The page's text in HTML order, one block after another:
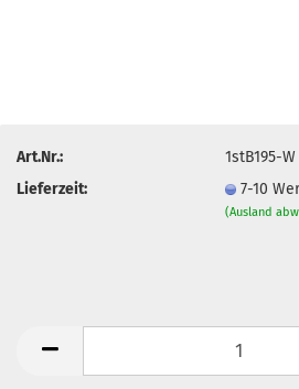
Art.Nr.:
1stB195-W
Lieferzeit:
7-10
(Ausland